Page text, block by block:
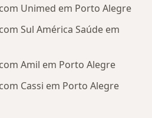
Unimed em Porto Alegre
Sul América Saúde em
Amil em Porto Alegre
Cassi em Porto Alegre